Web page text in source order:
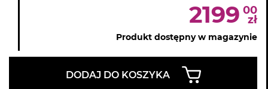
2199 00
zł
Produkt dostępny w magazynie
DODAJ DO KOSZYKA